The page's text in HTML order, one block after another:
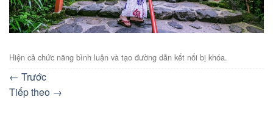
Hiện cả chức năng bình luận và tạo đường dẫn kết nối bị khóa.
← Trước
Tiếp theo →